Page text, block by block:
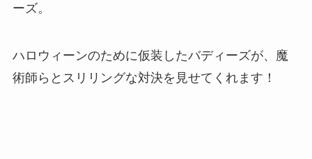
ーズ。
ハロウィーンのために仮装したバディーズが、魔
術師らとスリリングな対決を見せてくれます！